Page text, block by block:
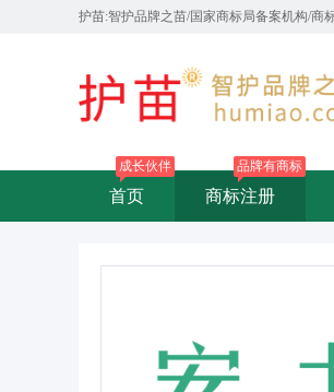
护苗:智护品牌之苗/国家商标局备案机构/商
首页
成长伙伴
商标注册
品牌有商标